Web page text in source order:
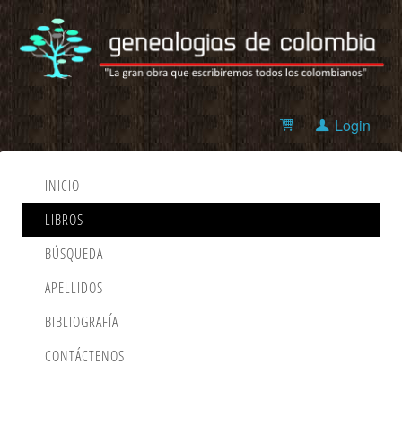
Login
INICIO
LIBROS
BÚSQUEDA
APELLIDOS
BIBLIOGRAFÍA
CONTÁCTENOS